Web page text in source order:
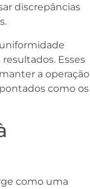
discrepâncias
Esses
a operação
como os
como uma